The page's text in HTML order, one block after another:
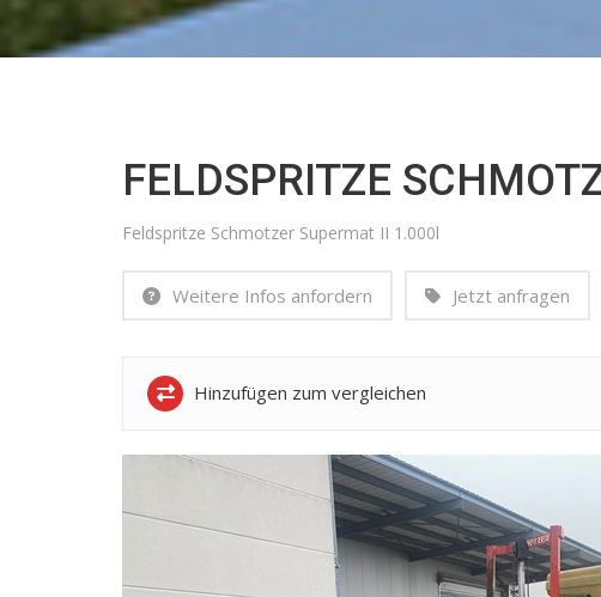
FELDSPRITZE
Feldspritze Schmotzer Supermat II 1.000l
Weitere Infos anfordern Jetzt anfragen
Hinzufügen zum vergleichen